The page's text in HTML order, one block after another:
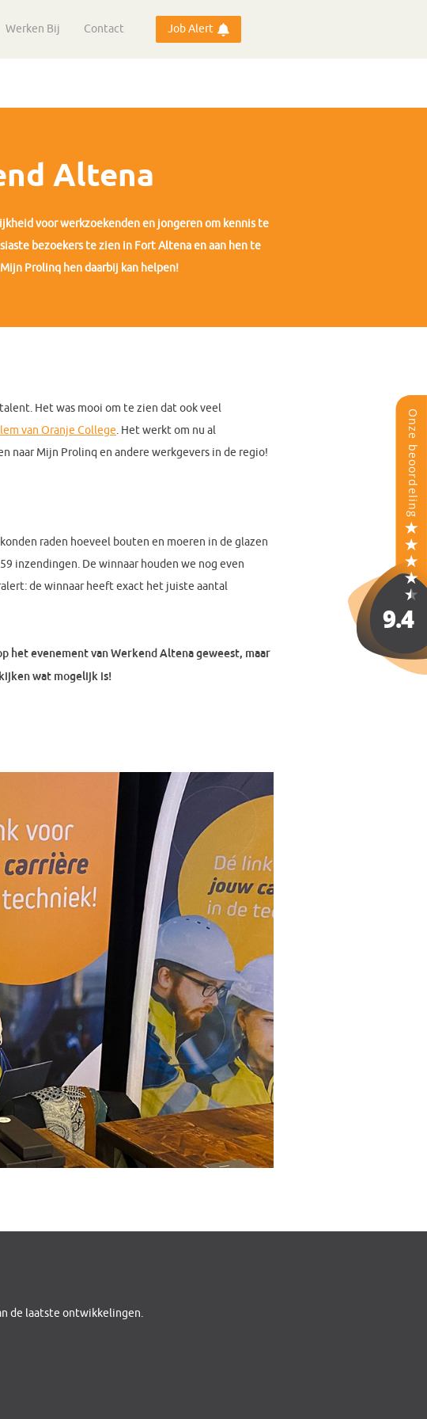
Werken Bij Contact Job Alert
Altena
voor werkzoekenden en jongeren om kennis te
bezoekers te zien in Fort Altena en aan hen te
Prolinq hen daarbij kan helpen!
Het was mooi om te zien dat ook veel
van Oranje College. Het werkt om nu al
naar Mijn Prolinq en andere werkgevers in de regio!
raden hoeveel bouten en moeren in de glazen
inzendingen. De winnaar houden we nog even
de winnaar heeft exact het juiste aantal
het evenement van Werkend Altena geweest, maar
wat mogelijk is!
de laatste ontwikkelingen.